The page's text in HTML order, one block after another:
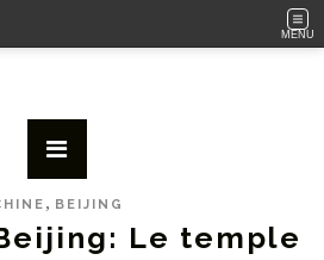
MENU
, BEIJING
Le temple